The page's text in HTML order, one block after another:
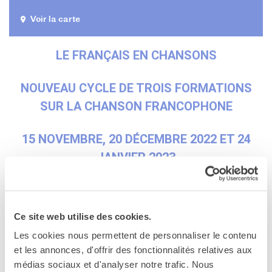
Ce site web utilise des cookies.
Les cookies nous permettent de personnaliser le contenu
et les annonces, d'offrir des fonctionnalités relatives aux
médias sociaux et d'analyser notre trafic. Nous
Organigramme
Emplois/stages
Marchés Publics
Le operazioni
Come sostenere
I contatti
Dialoghi del Farnese
Festa della musica
Incontro italo-francesi sul
mondo di domani
Voir la carte
LE FRANÇAIS EN CHANSONS
NOUVEAU CYCLE DE TROIS FORMATIONS
SUR LA CHANSON FRANCOPHONE
15 NOVEMBRE, 20 DÉCEMBRE 2022 ET 24
JANVIER 2023
EN LIGNE
SUIVI D’UN CONCOURS